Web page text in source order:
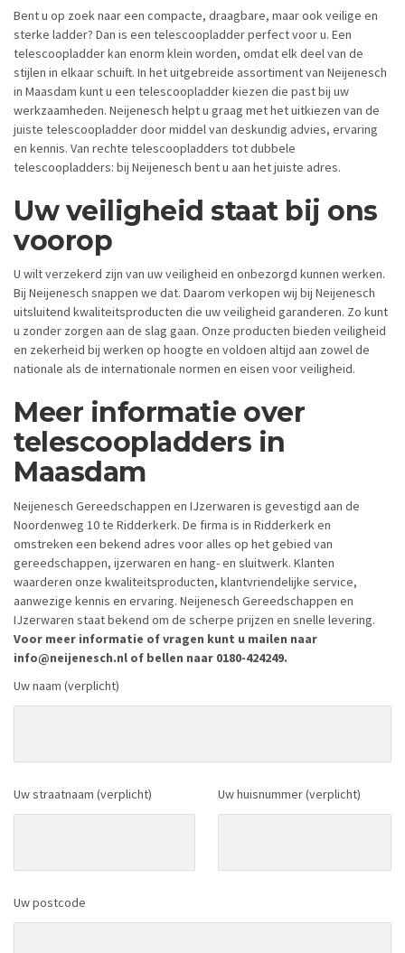
Bent u op zoek naar een compacte, draagbare, maar ook veilige en
sterke ladder? Dan is een telescoopladder perfect voor u. Een
telescoopladder kan enorm klein worden, omdat elk deel van de
stijlen in elkaar schuift. In het uitgebreide assortiment van Neijenesch
in Maasdam kunt u een telescoopladder kiezen die past bij uw
werkzaamheden. Neijenesch helpt u graag met het uitkiezen van de
juiste telescoopladder door middel van deskundig advies, ervaring
en kennis. Van rechte telescoopladders tot dubbele
telescoopladders: bij Neijenesch bent u aan het juiste adres.
Uw veiligheid staat bij ons
voorop
U wilt verzekerd zijn van uw veiligheid en onbezorgd kunnen werken.
Bij Neijenesch snappen we dat. Daarom verkopen wij bij Neijenesch
uitsluitend kwaliteitsproducten die uw veiligheid garanderen. Zo kunt
u zonder zorgen aan de slag gaan. Onze producten bieden veiligheid
en zekerheid bij werken op hoogte en voldoen altijd aan zowel de
nationale als de internationale normen en eisen voor veiligheid.
Meer informatie over
telescoopladders in
Maasdam
Neijenesch Gereedschappen en IJzerwaren is gevestigd aan de
Noordenweg 10 te Ridderkerk. De firma is in Ridderkerk en
omstreken een bekend adres voor alles op het gebied van
gereedschappen, ijzerwaren en hang- en sluitwerk. Klanten
waarderen onze kwaliteitsproducten, klantvriendelijke service,
aanwezige kennis en ervaring. Neijenesch Gereedschappen en
IJzerwaren staat bekend om de scherpe prijzen en snelle levering.
Voor meer informatie of vragen kunt u mailen naar
info@neijenesch.nl of bellen naar 0180-424249.
Uw naam (verplicht)
Uw straatnaam (verplicht) Uw huisnummer (verplicht)
Uw postcode